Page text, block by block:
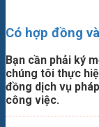
Có hợp đồng
Bạn cần phải ký
chúng tôi thực
đồng dịch vụ
công việc.